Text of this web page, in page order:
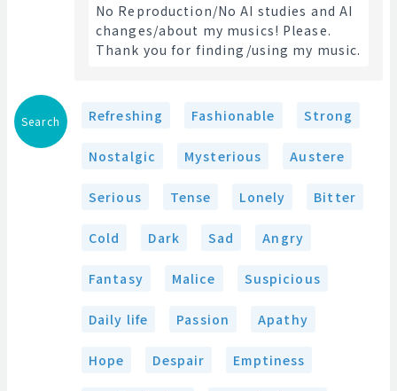
No Reproduction/No AI studies and AI
changes/about my musics! Please.
Search Refreshing Fashionable Strong
Nostalgic Mysterious Austere
Serious Tense Lonely Bitter
Cold Dark Sad Angry
Fantasy Malice Suspicious
Daily life Passion Apathy
Hope Despair Emptiness